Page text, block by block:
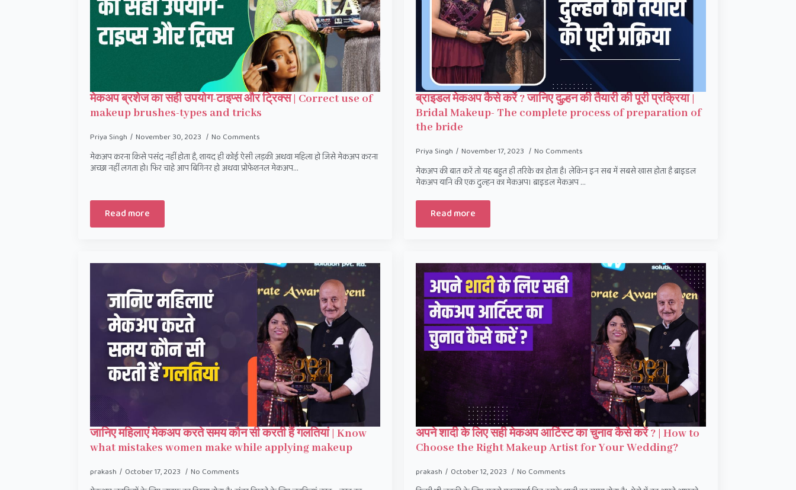
मेकअप ब्रशेज का सही उपयोग-टाइप्स और ट्रिक्स | Correct use of
makeup brushes-types and tricks
Priya Singh November 30, 2023 No Comments
मेकअप करना किसे पसंद नहीं होता है, शायद ही कोई ऐसी लड़की अथवा महिला हो जिसे मेकअप करना
अच्छा नहीं लगता हो। फिर चाहे आप बिगिनर हो अथवा प्रोफेशनल मेकअप…
Read more
ब्राइडल मेकअप कैसे करें ? जानिए दुल्हन की तैयारी की पूरी प्रक्रिया |
Bridal Makeup- The complete process of preparation of
the bride
Priya Singh November 17, 2023 No Comments
मेकअप की बात करें तो यह बहुत ही तरिके का होता है। लेकिन इन सब में सबसे खास होता है ब्राइडल
मेकअप यानि की एक दुल्हन का मेकअप। ब्राइडल मेकअप …
Read more
जानिए महिलाएं मेकअप करते समय कौन सी करती हैं गलतियां | Know
what mistakes women make while applying makeup
prakash October 17, 2023 No Comments
अपने शादी के लिए सही मेकअप आर्टिस्ट का चुनाव कैसे करें ? | How to
Choose the Right Makeup Artist for Your Wedding?
prakash October 12, 2023 No Comments